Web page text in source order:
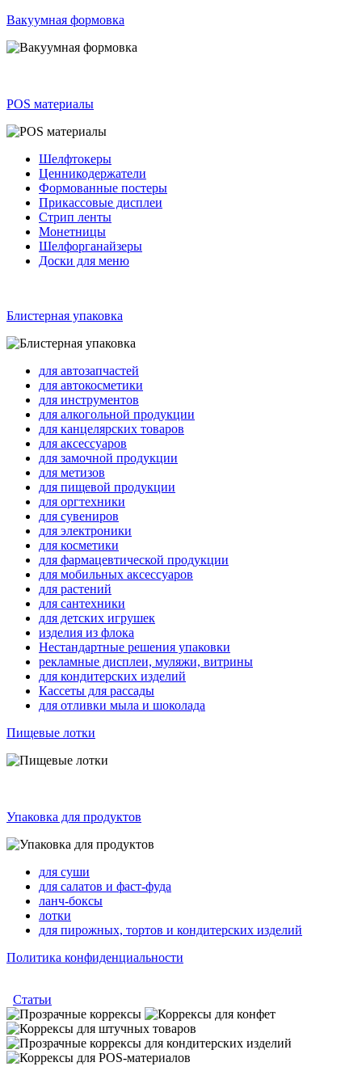
Вакуумная формовка
POS материалы
Шелфтокеры
Ценникодержатели
Формованные постеры
Прикассовые дисплеи
Стрип ленты
Монетницы
Шелфорганайзеры
Доски для меню
Блистерная упаковка
для автозапчастей
для автокосметики
для инструментов
для алкогольной продукции
для канцелярских товаров
для аксессуаров
для замочной продукции
для метизов
для пищевой продукции
для оргтехники
для сувениров
для электроники
для косметики
для фармацевтической продукции
для мобильных аксессуаров
для растений
для сантехники
для детских игрушек
изделия из флока
Нестандартные решения упаковки
рекламные дисплеи, муляжи, витрины
для кондитерских изделий
Кассеты для рассады
для отливки мыла и шоколада
Пищевые лотки
Упаковка для продуктов
для суши
для салатов и фаст-фуда
ланч-боксы
лотки
для пирожных, тортов и кондитерских изделий
Политика конфиденциальности
Статьи